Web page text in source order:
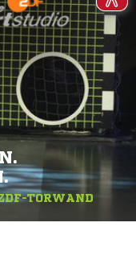
TORWAND